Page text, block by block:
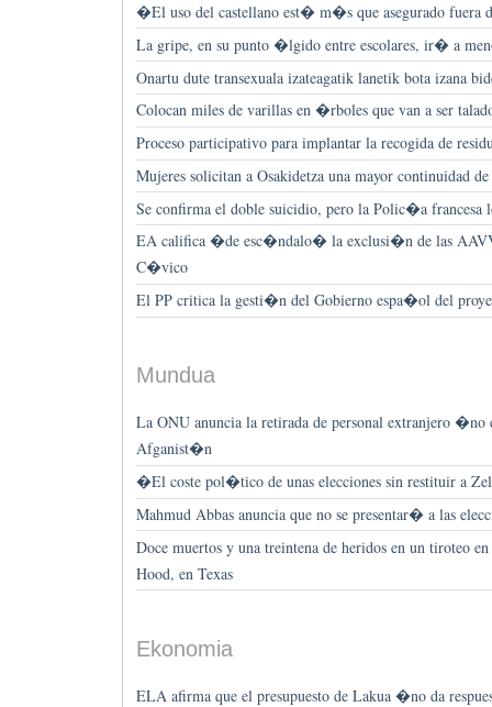
�El uso del castellano est� m�s que asegurado fuera
La gripe, en su punto �lgido entre escolares, ir� a
Onartu dute transexuala izateagatik lanetik bota izana
Colocan miles de varillas en �rboles que van a ser
Proceso participativo para implantar la recogida de
Mujeres solicitan a Osakidetza una mayor continuidad
Se confirma el doble suicidio, pero la Polic�a francesa
EA califica �de esc�ndalo� la exclusi�n de las
C�vico
El PP critica la gesti�n del Gobierno espa�ol del
Mundua
La ONU anuncia la retirada de personal extranjero
Afganist�n
�El coste pol�tico de unas elecciones sin restituir a
Mahmud Abbas anuncia que no se presentar� a las
Doce muertos y una treintena de heridos en un tiroteo
Hood, en Texas
Ekonomia
ELA afirma que el presupuesto de Lakua �no da